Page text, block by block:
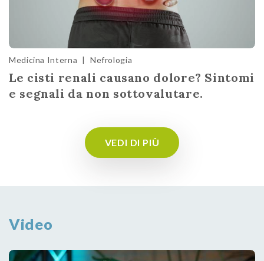
Medicina Interna | Nefrologia
Le cisti renali causano dolore? Sintomi
e segnali da non sottovalutare.
VEDI DI PIÙ
Video